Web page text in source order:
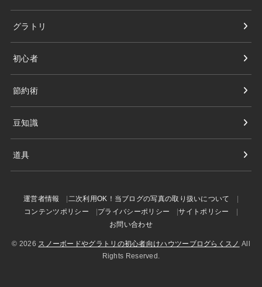
グラトリ
初心者
節約術
豆知識
道具
運営者情報
二次利用OK！当ブログの写真の取り扱いについて
コンテンツポリシー
プライバシーポリシー
サイトポリシー
お問い合わせ
© 2026 スノーボードやグラトリの初心者向けハウツーブログらくスノ All
Rights Reserved.